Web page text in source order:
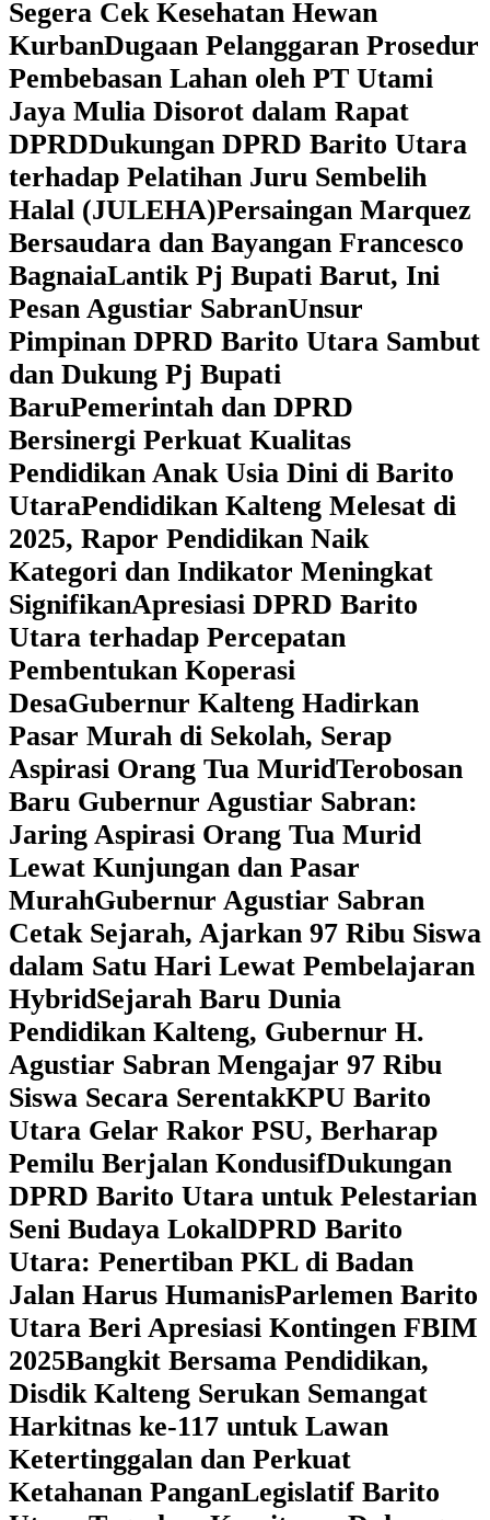
Segera Cek Kesehatan Hewan
KurbanDugaan Pelanggaran Prosedur
Pembebasan Lahan oleh PT Utami
Jaya Mulia Disorot dalam Rapat
DPRDDukungan DPRD Barito Utara
terhadap Pelatihan Juru Sembelih
Halal (JULEHA)Persaingan Marquez
Bersaudara dan Bayangan Francesco
BagnaiaLantik Pj Bupati Barut, Ini
Pesan Agustiar SabranUnsur
Pimpinan DPRD Barito Utara Sambut
dan Dukung Pj Bupati
BaruPemerintah dan DPRD
Bersinergi Perkuat Kualitas
Pendidikan Anak Usia Dini di Barito
Utara‎Pendidikan Kalteng Melesat di
2025, Rapor Pendidikan Naik
Kategori dan Indikator Meningkat
SignifikanApresiasi DPRD Barito
Utara terhadap Percepatan
Pembentukan Koperasi
Desa‎Gubernur Kalteng Hadirkan
Pasar Murah di Sekolah, Serap
Aspirasi Orang Tua Murid‎Terobosan
Baru Gubernur Agustiar Sabran:
Jaring Aspirasi Orang Tua Murid
Lewat Kunjungan dan Pasar
MurahGubernur Agustiar Sabran
Cetak Sejarah, Ajarkan 97 Ribu Siswa
dalam Satu Hari Lewat Pembelajaran
HybridSejarah Baru Dunia
Pendidikan Kalteng, Gubernur H.
Agustiar Sabran Mengajar 97 Ribu
Siswa Secara SerentakKPU Barito
Utara Gelar Rakor PSU, Berharap
Pemilu Berjalan KondusifDukungan
DPRD Barito Utara untuk Pelestarian
Seni Budaya LokalDPRD Barito
Utara: Penertiban PKL di Badan
Jalan Harus HumanisParlemen Barito
Utara Beri Apresiasi Kontingen FBIM
2025‎Bangkit Bersama Pendidikan,
Disdik Kalteng Serukan Semangat
Harkitnas ke-117 untuk Lawan
Ketertinggalan dan Perkuat
Ketahanan PanganLegislatif Barito